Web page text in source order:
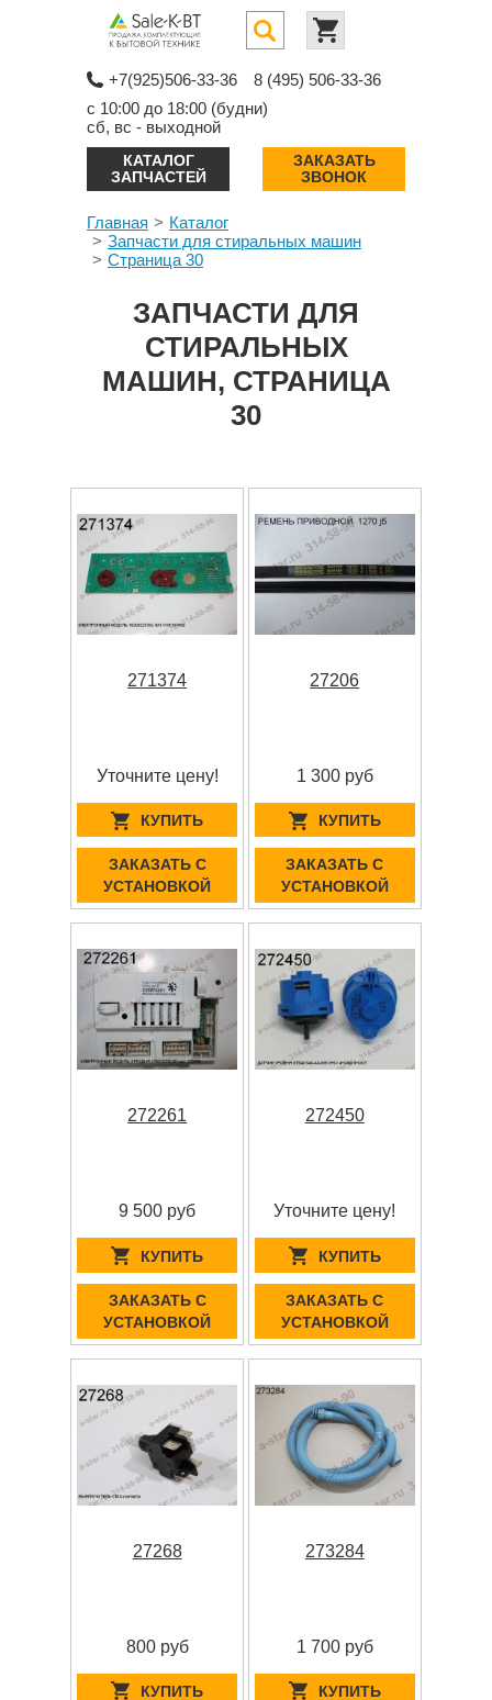
+7(925)506-33-36
8 (495) 506-33-36
с 10:00 до 18:00 (будни)
сб, вс - выходной
КАТАЛОГ
ЗАПЧАСТЕЙ
ЗАКАЗАТЬ
ЗВОНОК
Главная
Каталог
Запчасти для стиральных машин
Страница 30
ЗАПЧАСТИ ДЛЯ
СТИРАЛЬНЫХ
МАШИН, СТРАНИЦА
30
271374
Уточните цену!
КУПИТЬ
ЗАКАЗАТЬ С
УСТАНОВКОЙ
27206
1 300 руб
КУПИТЬ
ЗАКАЗАТЬ С
УСТАНОВКОЙ
272261
9 500 руб
КУПИТЬ
ЗАКАЗАТЬ С
УСТАНОВКОЙ
272450
Уточните цену!
КУПИТЬ
ЗАКАЗАТЬ С
УСТАНОВКОЙ
27268
800 руб
КУПИТЬ
273284
1 700 руб
КУПИТЬ